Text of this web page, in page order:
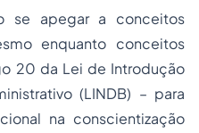
se apegar a conceitos
enquanto conceitos
20 da Lei de Introdução
(LINDB) – para
na conscientização